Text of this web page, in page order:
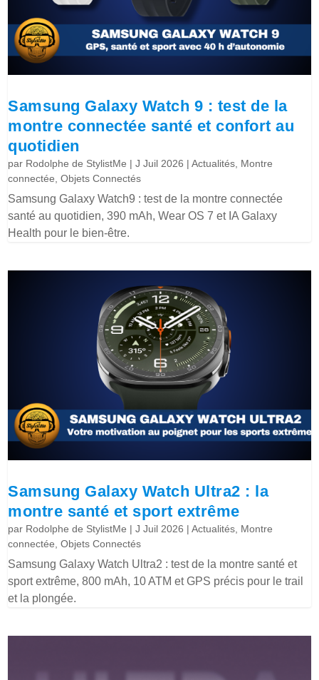
Samsung Galaxy Watch 9 : test de la
montre connectée santé et confort au
quotidien
par Rodolphe de StylistMe |J Juil 2026 |Actualités Montre
connectée ,Objets Connectés
Samsung Galaxy Watch9 : test de la montre connectée
santé au quotidien, 390 mAh, Wear OS 7 et IA Galaxy
Health pour le bien-être.
Samsung Galaxy Watch Ultra2 : la
montre santé et sport extrême
par Rodolphe de StylistMe |J Juil 2026 |Actualités Montre
connectée ,Objets Connectés
Samsung Galaxy Watch Ultra2 : test de la montre santé et
sport extrême, 800 mAh, 10 ATM et GPS précis pour le trail
et la plongée.